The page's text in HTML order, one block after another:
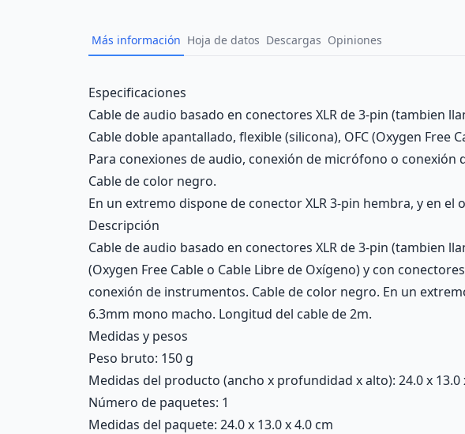
Más información Hoja de datos Descargas Opiniones
Description
Especificaciones
Cable de audio basado en conectores XLR de 3-pin (tambien
Cable doble apantallado, flexible (silicona), OFC (Oxygen Free
Para conexiones de audio, conexión de micrófono o conexión
Cable de color negro.
En un extremo dispone de conector XLR 3-pin hembra, y en
Descripción
Cable de audio basado en conectores XLR de 3-pin (tambien
(Oxygen Free Cable o Cable Libre de Oxígeno) y con
conexión de instrumentos. Cable de color negro. En un
6.3mm mono macho. Longitud del cable de 2m.
Medidas y pesos
Peso bruto: 150 g
Medidas del producto (ancho x profundidad x alto): 24.0 x 13.0
Número de paquetes: 1
Medidas del paquete: 24.0 x 13.0 x 4.0 cm